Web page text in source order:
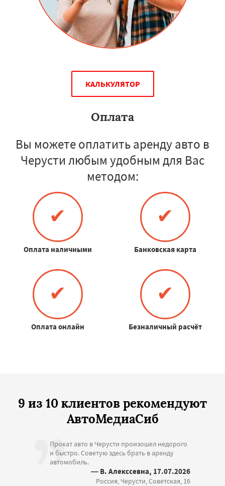
КАЛЬКУЛЯТОР
Оплата
Вы можете оплатить аренду авто в
Черусти любым удобным для Вас
методом:
✔
Оплата наличными
✔
Банковская карта
✔
Оплата онлайн
✔
Безналичный расчёт
9 из 10 клиентов рекомендуют
АвтоМедиаСиб
Прокат авто в Черусти произошел недорого
и быстро. Советую здесь брать в аренду
автомобиль.
— В. Алекссевна, 17.07.2026
Россия, Черусти, Советская, 16